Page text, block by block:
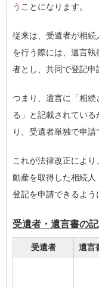
う ことになります。
従来は、受遺者が相
を行う際には、遺言
者とし、共同で登記申
つまり、遺言に「相
る」と記載されてい
り、受遺者単独で申請
これが法律改正によ
動産を取得した相続
登記を申請できるよう
受遺者・遺言書の
受遺者 遺言